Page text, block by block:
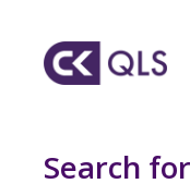
Search